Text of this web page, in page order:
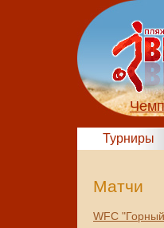
Турниры
Матчи
WFC